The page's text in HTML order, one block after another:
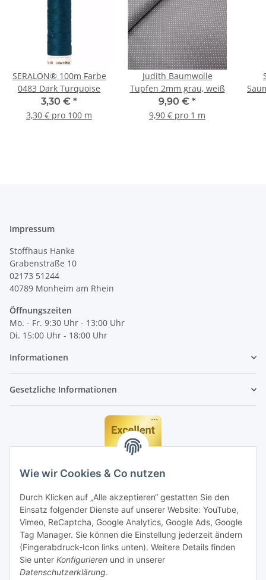
Wie wir Cookies & Co nutzen
Durch Klicken auf „Alle akzeptieren“ gestatten Sie den
Einsatz folgender Dienste auf unserer Website: YouTube,
Vimeo, ReCaptcha, Google Analytics, Google Ads, Google
Tag Manager. Sie können die Einstellung jederzeit ändern
(Fingerabdruck-Icon links unten). Weitere Details finden
Sie unter Konfigurieren und in unserer
Datenschutzerklärung.
SERALON® 100m Farbe
0483 Dark Turquoise
3,30 € *
3,30 € pro 100 m
Judith Baumwolle
Tupfen 2mm grau, weiß
9,90 € *
9,90 € pro 1 m
Impressum
Stoffhaus Hanke
Grabenstraße 10
02173 51244
40789 Monheim am Rhein
Öffnungszeiten
Mo. - Fr. 9:30 Uhr - 13:00 Uhr
Di. 15:00 Uhr - 18:00 Uhr
Informationen
Gesetzliche Informationen